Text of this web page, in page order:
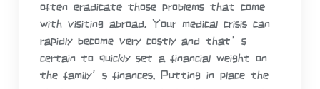
often eradicate those problems that come
with visiting abroad. Your medical crisis can
rapidly become very costly and that’s
certain to quickly set a financial weight on
the family’s finances. Putting in place the